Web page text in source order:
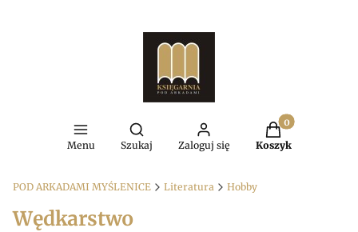
Menu
Otwórz wyszukiwarkę
Szukaj Zaloguj się
Produkty w
Koszyk
POD ARKADAMI MYŚLENICE Literatura Hobby
Wędkarstwo